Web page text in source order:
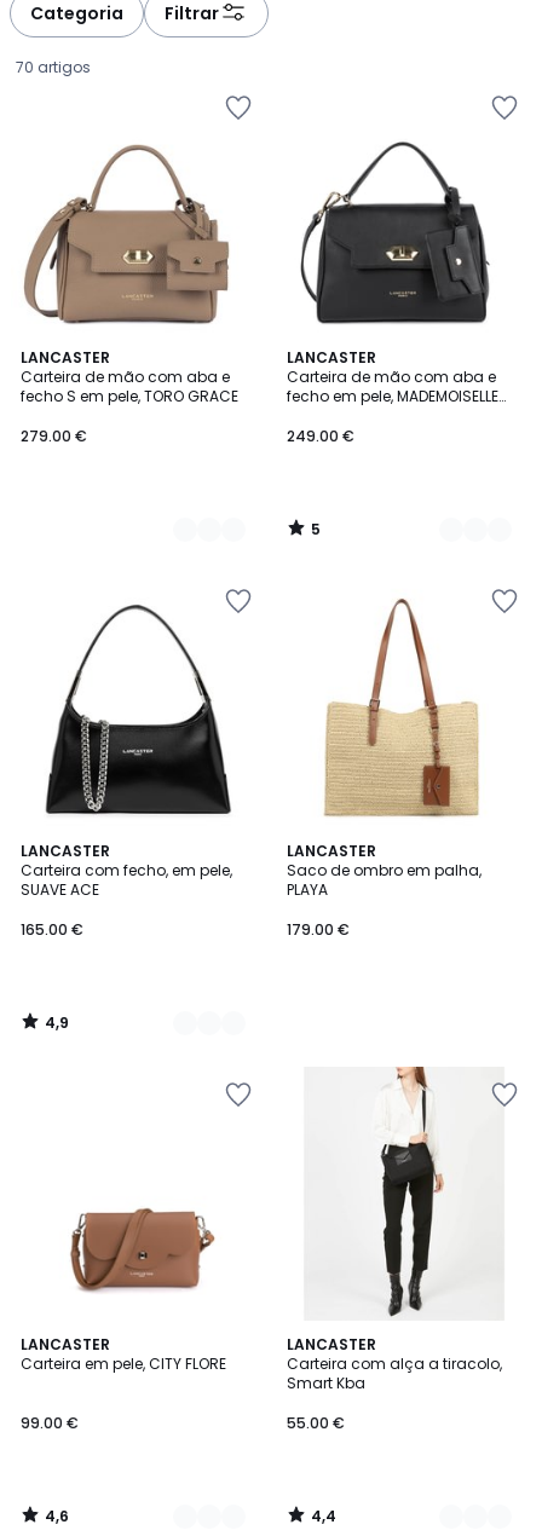
Categoria Filtrar
70 artigos
LANCASTER
Carteira de mão com aba e
fecho S em pele, TORO GRACE
€.
279.00 €
2
Cores
LANCASTER
Carteira de mão com aba e
fecho em pele, MADEMOISELLE
249.00 €
5
/
5
2
Cores
5
/
LANCASTER
Carteira com fecho, em pele,
SUAVE ACE
165.00 €
4,9
/ 5
2
Cores
4,9
/
LANCASTER
Saco de ombro em palha,
PLAYA
179.00 €
LANCASTER
Carteira em pele, CITY FLORE
99.00 €
4,6
/ 5
3
Cores
4,6
/
LANCASTER
Carteira com alça a tiracolo,
Smart Kba
55.00 €
4,4
/ 5
5
Cores
4,4
/